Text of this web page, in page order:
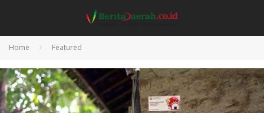
Home Featured